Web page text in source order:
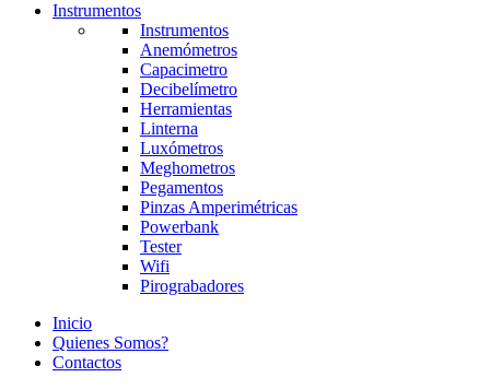
Instrumentos
Instrumentos
Anemómetros
Capacimetro
Decibelímetro
Herramientas
Linterna
Luxómetros
Meghometros
Pegamentos
Pinzas Amperimétricas
Powerbank
Tester
Wifi
Pirograbadores
Inicio
Quienes Somos?
Contactos